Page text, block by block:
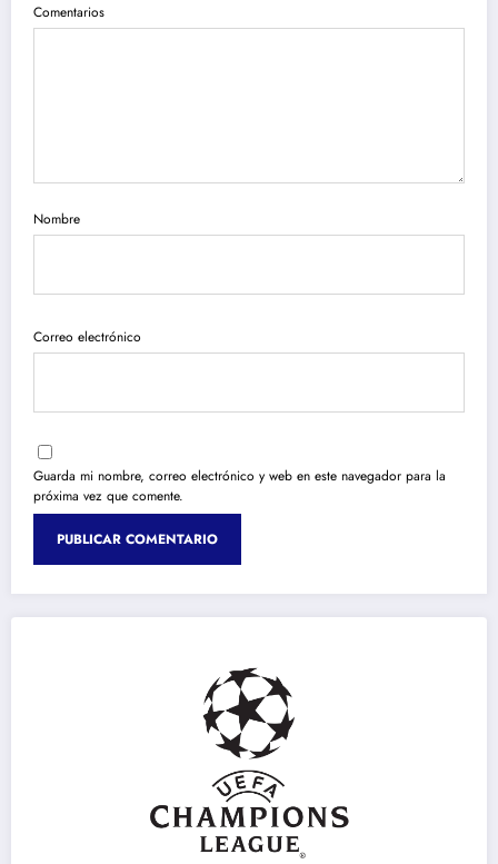
Comentarios
Nombre
Correo electrónico
Guarda mi nombre, correo electrónico y web en este navegador para la
próxima vez que comente.